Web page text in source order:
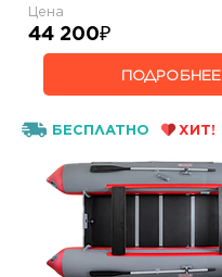
Цена
44 200₽
ПОДРОБНЕЕ
БЕСПЛАТНО ХИТ!